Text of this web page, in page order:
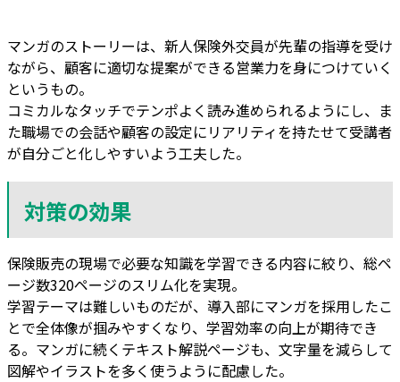
マンガのストーリーは、新人保険外交員が先輩の指導を受け
ながら、顧客に適切な提案ができる営業力を身につけていく
というもの。
コミカルなタッチでテンポよく読み進められるようにし、ま
た職場での会話や顧客の設定にリアリティを持たせて受講者
が自分ごと化しやすいよう工夫した。
対策の効果
保険販売の現場で必要な知識を学習できる内容に絞り、総ペ
ージ数320ページのスリム化を実現。
学習テーマは難しいものだが、導入部にマンガを採用したこ
とで全体像が掴みやすくなり、学習効率の向上が期待でき
る。マンガに続くテキスト解説ページも、文字量を減らして
図解やイラストを多く使うように配慮した。